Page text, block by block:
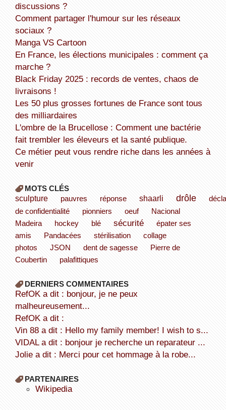
discussions ?
Comment partager l'humour sur les réseaux
sociaux ?
Manga VS Cartoon
En France, les élections municipales : comment ça
marche ?
Black Friday 2025 : records de ventes, chaos de
livraisons !
Les 50 plus grosses fortunes de France sont tous
des milliardaires
L'ombre de la Brucellose : Comment une bactérie
fait trembler les éleveurs et la santé publique.
Ce métier peut vous rendre riche dans les années à
venir
MOTS CLÉS
sculpture pauvres réponse shaarli drôle
de confidentialité
pionniers oeuf
Nacional
Madeira
hockey blé sécurité
épater ses
amis
Pandacées stérilisation
collage
photos
JSON dent de sagesse
Pierre de
Coubertin
palafittiques
DERNIERS COMMENTAIRES
refOK a dit : bonjour, je ne peux
malheureusement...
refOK a dit :
Vin 88 a dit : Hello my family member! I wish to s...
VIDAL a dit : bonjour je recherche un reparateur ...
Jolie a dit : Merci pour cet hommage à la robe...
PARTENAIRES
wikipedia